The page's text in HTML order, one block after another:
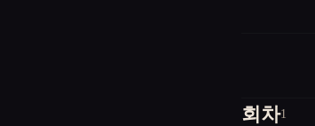
회차1